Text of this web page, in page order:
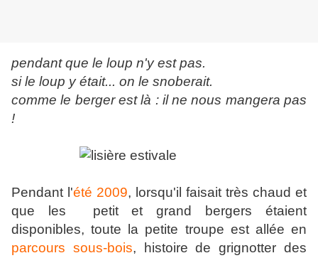
pendant que le loup n'y est pas.
si le loup y était... on le snoberait.
comme le berger est là : il ne nous mangera pas
!
Pendant l'été 2009, lorsqu'il faisait très chaud et
que les petit et grand bergers étaient
disponibles, toute la petite troupe est allée en
parcours sous-bois, histoire de grignotter des